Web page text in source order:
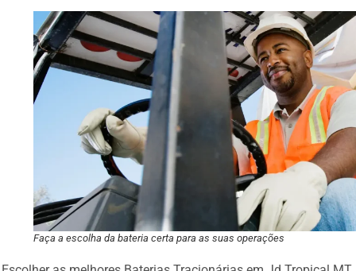
Faça a escolha da bateria certa para as suas operações